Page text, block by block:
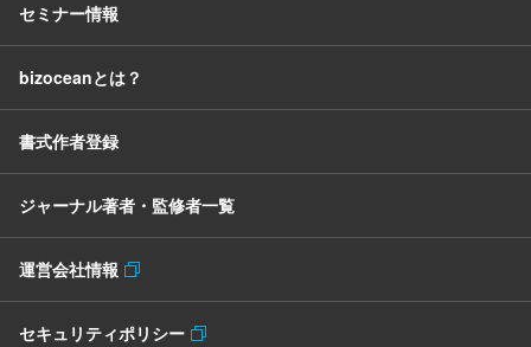
セミナー情報
bizoceanとは？
書式作者登録
ジャーナル著者・監修者一覧
運営会社情報
セキュリティポリシー